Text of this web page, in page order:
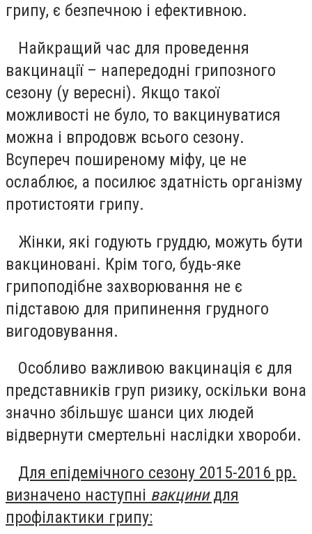
грипу, є безпечною і ефективною.
Найкращий час для проведення
вакцинації – напередодні грипозного
сезону (у вересні). Якщо такої
можливості не було, то вакцинуватися
можна і впродовж всього сезону.
Всупереч поширеному міфу, це не
ослаблює, а посилює здатність організму
протистояти грипу.
Жінки, які годують груддю, можуть бути
вакциновані. Крім того, будь-яке
грипоподібне захворювання не є
підставою для припинення грудного
вигодовування.
Особливо важливою вакцинація є для
представників груп ризику, оскільки вона
значно збільшує шанси цих людей
відвернути смертельні наслідки хвороби.
Для епідемічного сезону 2015-2016 рр.
визначено наступні вакцинидля
профілактики грипу: